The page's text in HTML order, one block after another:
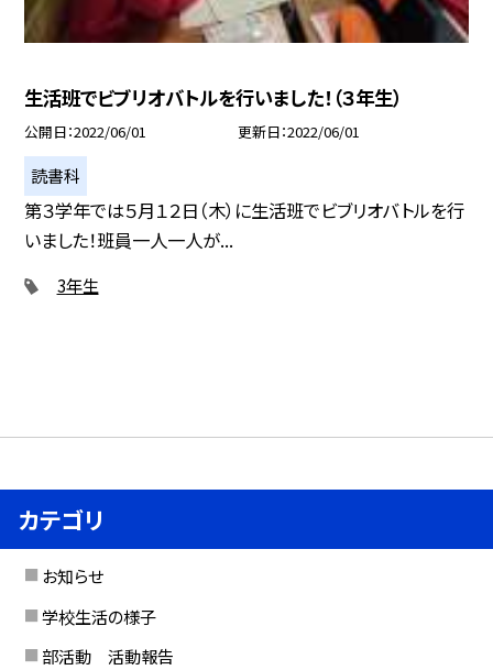
生活班でビブリオバトルを行いました！（３年生）
公開日 2022/06/01 更新日 2022/06/01
読書科
第３学年では５月１２日（木）に生活班でビブリオバトルを行
いました！班員一人一人が...
3年生
カテゴリ
お知らせ
学校生活の様子
部活動 活動報告